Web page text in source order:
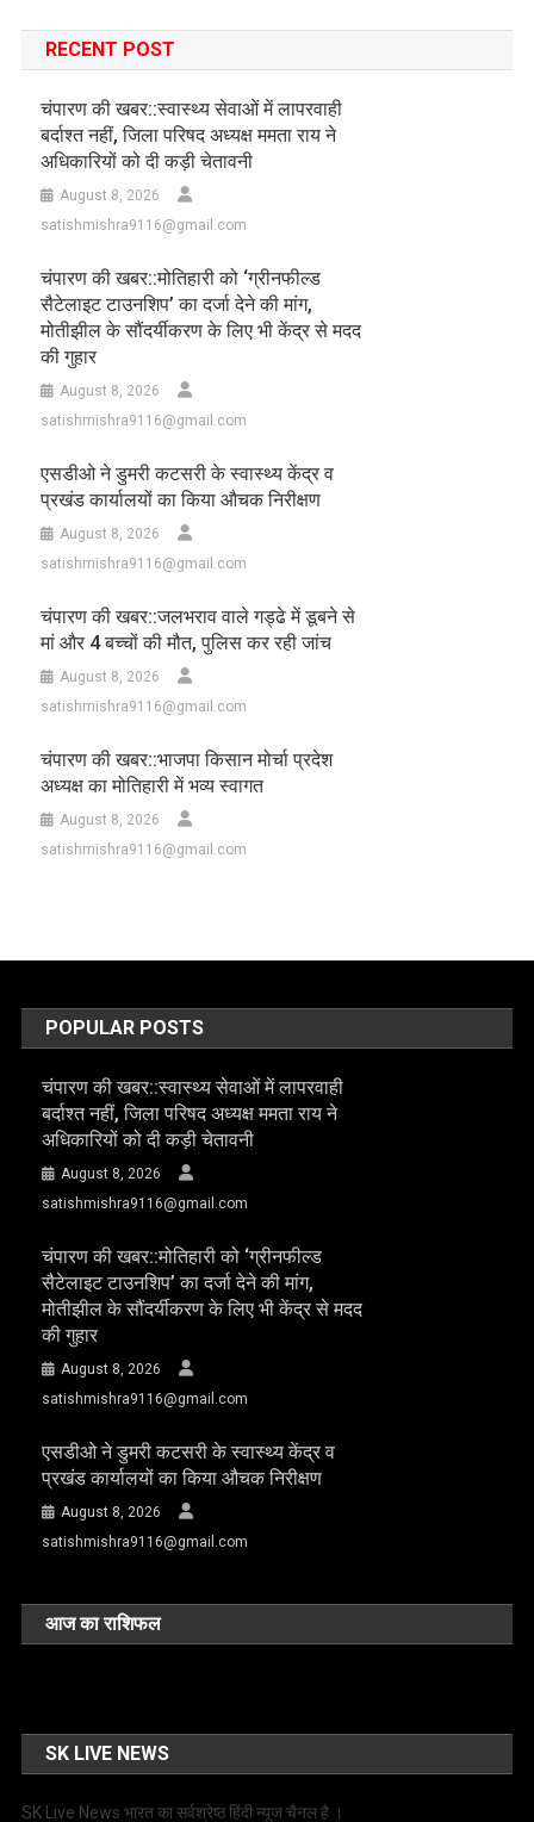
RECENT POST
चंपारण की खबर::स्वास्थ्य सेवाओं में लापरवाही
बर्दाश्त नहीं, जिला परिषद अध्यक्ष ममता राय ने
अधिकारियों को दी कड़ी चेतावनी
August 8, 2026
satishmishra9116@gmail.com
चंपारण की खबर::मोतिहारी को ‘ग्रीनफील्ड
सैटेलाइट टाउनशिप’ का दर्जा देने की मांग,
मोतीझील के सौंदर्यीकरण के लिए भी केंद्र से मदद
की गुहार
August 8, 2026
satishmishra9116@gmail.com
एसडीओ ने डुमरी कटसरी के स्वास्थ्य केंद्र व
प्रखंड कार्यालयों का किया औचक निरीक्षण
August 8, 2026
satishmishra9116@gmail.com
चंपारण की खबर::जलभराव वाले गड्ढे में डूबने से
मां और 4 बच्चों की मौत, पुलिस कर रही जांच
August 8, 2026
satishmishra9116@gmail.com
चंपारण की खबर::भाजपा किसान मोर्चा प्रदेश
अध्यक्ष का मोतिहारी में भव्य स्वागत
August 8, 2026
satishmishra9116@gmail.com
POPULAR POSTS
चंपारण की खबर::स्वास्थ्य सेवाओं में लापरवाही
बर्दाश्त नहीं, जिला परिषद अध्यक्ष ममता राय ने
अधिकारियों को दी कड़ी चेतावनी
August 8, 2026
satishmishra9116@gmail.com
चंपारण की खबर::मोतिहारी को ‘ग्रीनफील्ड
सैटेलाइट टाउनशिप’ का दर्जा देने की मांग,
मोतीझील के सौंदर्यीकरण के लिए भी केंद्र से मदद
की गुहार
August 8, 2026
satishmishra9116@gmail.com
एसडीओ ने डुमरी कटसरी के स्वास्थ्य केंद्र व
प्रखंड कार्यालयों का किया औचक निरीक्षण
August 8, 2026
satishmishra9116@gmail.com
आज का राशिफल
SK LIVE NEWS
SK Live News भारत का सर्वश्रेष्ठ हिंदी न्‍यूज चैनल है ।